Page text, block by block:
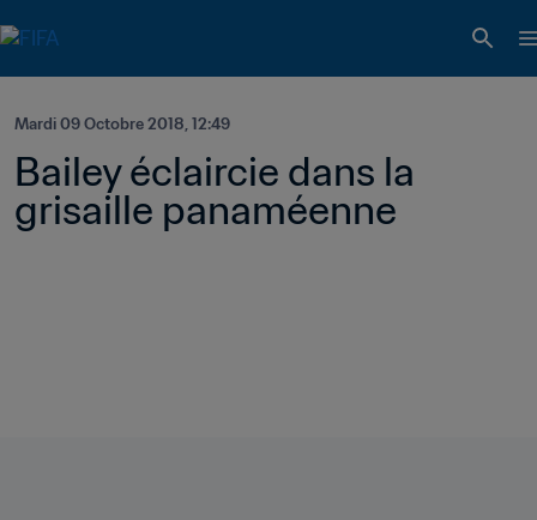
Mardi 09 Octobre 2018, 12:49
Bailey éclaircie dans la
grisaille panaméenne